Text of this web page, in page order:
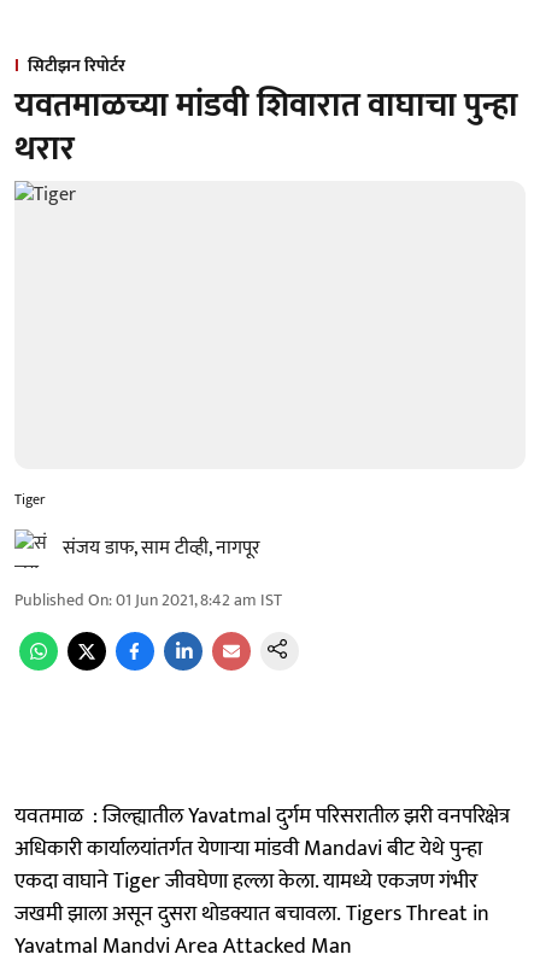
सिटीझन रिपोर्टर
यवतमाळच्या मांडवी शिवारात वाघाचा पुन्हा
थरार
Tiger
संजय डाफ, साम टीव्ही, नागपूर
Published On:01 Jun 2021, 8:42 am IST
यवतमाळ : जिल्ह्यातील Yavatmal दुर्गम परिसरातील झरी वनपरिक्षेत्र
अधिकारी कार्यालयांतर्गत येणार्‍या मांडवी Mandavi बीट येथे पुन्हा
एकदा वाघाने Tiger जीवघेणा हल्ला केला. यामध्ये एकजण गंभीर
जखमी झाला असून दुसरा थोडक्यात बचावला. Tigers Threat in
Yavatmal Mandvi Area Attacked Man